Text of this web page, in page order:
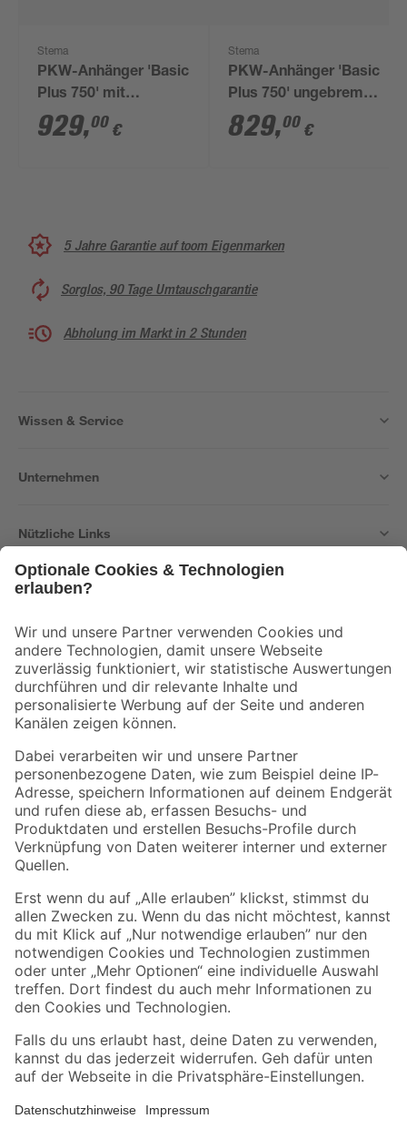
Stema
PKW-Anhänger 'Basic
Plus 750' mit
Kippdeichsel,
ungebremst 750 kg
929,00 €
Stema
PKW-Anhänger 'Basic
Plus 750' ungebremst
750 kg
829,00 €
5 Jahre Garantie auf toom Eigenmarken
Sorglos, 90 Tage Umtauschgarantie
Abholung im Markt in 2 Stunden
Wissen & Service
Unternehmen
Nützliche Links
Der toom Newsletter: Keine Angebote und Aktionen mehr verpassen!
Zur Newsletter Anmeldung
Folge uns
Zahlungsarten Versandarten
Sicher einkaufen
Jetzt die toom-App herunterladen
Alle Preisangaben in EUR inkl. gesetzl. MwSt.. Die dargestellten Angebote sind unter
Umständen nicht in allen Märkten verfügbar. Die angegebenen Verfügbarkeiten beziehen
Produkte nur solange der Vorrat reicht.
*Paketversand ab 59 € versandkostenfrei, gilt nicht für Artikel mit Speditionsversand, hier